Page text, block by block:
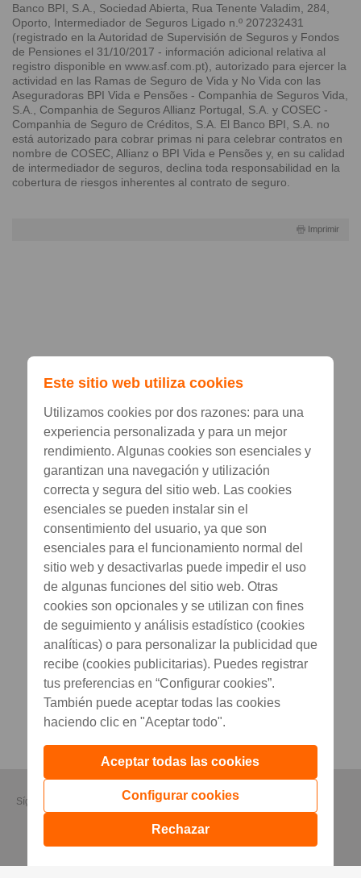
Banco BPI, S.A., Sociedad Abierta, Rua Tenente Valadim, 284,
Oporto, Intermediador de Seguros Ligado n.º 207232431
(registrado en la Autoridad de Supervisión de Seguros y Fondos
de Pensiones el 31/10/2017 - información adicional relativa al
registro disponible en www.asf.com.pt), autorizado para ejercer la
actividad en las Ramas de Seguro de Vida y No Vida con las
Aseguradoras BPI Vida e Pensões - Companhia de Seguros Vida,
S.A., Companhia de Seguros Allianz Portugal, S.A. y COSEC -
Companhia de Seguro de Créditos, S.A. El Banco BPI, S.A. no
está autorizado para cobrar primas ni para celebrar contratos en
nombre de COSEC, Allianz o BPI Vida e Pensões y, en su calidad
de intermediador de seguros, declina toda responsabilidad en la
cobertura de riesgos inherentes al contrato de seguro.
Imprimir
Síguenos
Este sitio web utiliza cookies
Utilizamos cookies por dos razones: para una
experiencia personalizada y para un mejor
rendimiento. Algunas cookies son esenciales y
garantizan una navegación y utilización
correcta y segura del sitio web. Las cookies
esenciales se pueden instalar sin el
consentimiento del usuario, ya que son
esenciales para el funcionamiento normal del
sitio web y desactivarlas puede impedir el uso
de algunas funciones del sitio web. Otras
cookies son opcionales y se utilizan con fines
de seguimiento y análisis estadístico (cookies
analíticas) o para personalizar la publicidad que
recibe (cookies publicitarias). Puedes registrar
tus preferencias en “Configurar cookies”.
También puede aceptar todas las cookies
haciendo clic en "Aceptar todo".
Aceptar todas las cookies
Configurar cookies
Rechazar